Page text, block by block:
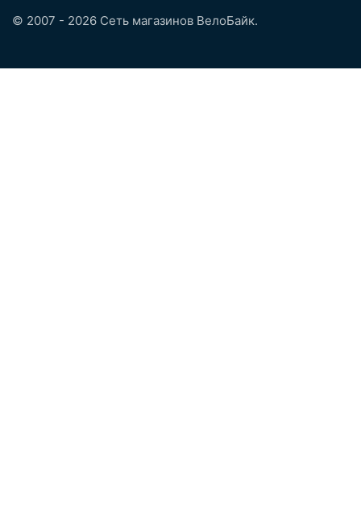
© 2007 - 2026 Сеть магазинов ВелоБайк.